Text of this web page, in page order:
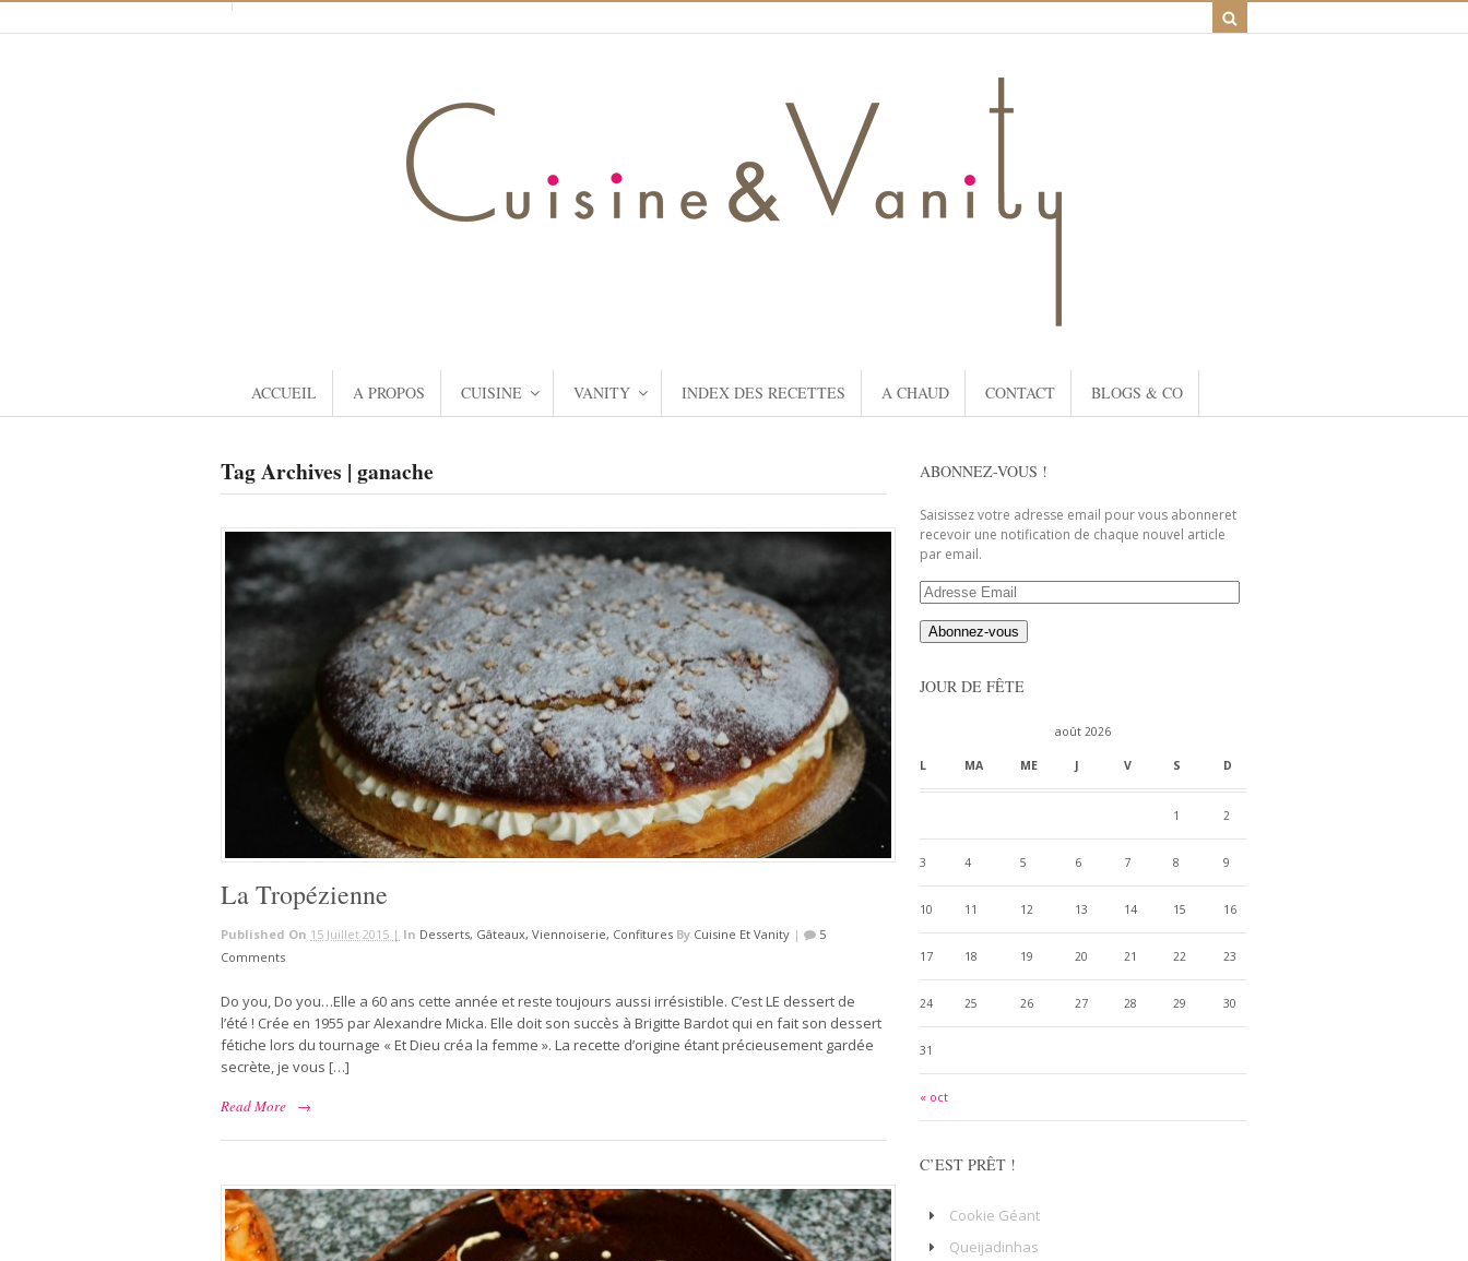
ACCUEIL A PROPOS CUISINE VANITY INDEX DES RECETTES A CHAUD CONTACT BLOGS & CO
Tag Archives | ganache
La Tropézienne
Published On 15 Juillet 2015 | In Desserts, Gâteaux, Viennoiserie, Confitures By Cuisine Et Vanity |
5
Comments
Do you, Do you…Elle a 60 ans cette année et reste toujours aussi irrésistible. C’est LE dessert de
l’été ! Crée en 1955 par Alexandre Micka. Elle doit son succès à Brigitte Bardot qui en fait son dessert
fétiche lors du tournage « Et Dieu créa la femme ». La recette d’origine étant précieusement gardée
secrète, je vous […]
Read More
→
ABONNEZ-VOUS !
Saisissez votre adresse email pour vous abonneret
recevoir une notification de chaque nouvel article
par email.
Adresse
Email
JOUR DE FÊTE
août 2026
L MA ME J V S D
« oct
1 2
3 4 5 6 7 8 9
10 11 12 13 14 15 16
17 18 19 20 21 22 23
24 25 26 27 28 29 30
31
C’EST PRÊT !
Cookie Géant
Queijadinhas